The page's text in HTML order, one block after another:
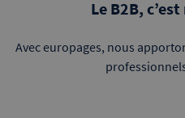
Le B2B,
Avec europages, nous